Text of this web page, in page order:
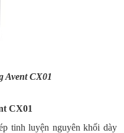
Avent CX01
CX01
tinh luyện nguyên khối dày